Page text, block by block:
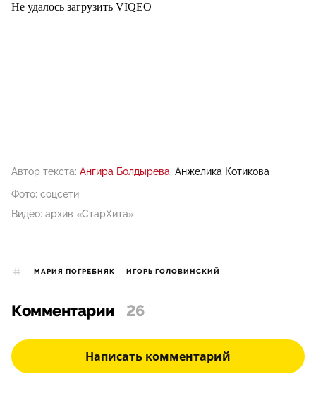
Не удалось загрузить VIQEO
Автор текста: Ангира Болдырева Анжелика Котикова
Фото: соцсети
Видео: архив «СтарХита»
МАРИЯ ПОГРЕБНЯК ИГОРЬ ГОЛОВИНСКИЙ
Комментарии 26
Написать комментарий